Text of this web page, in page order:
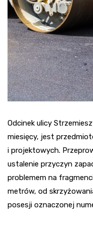
Odcinek ulicy
miesięcy, jest
i projektowych.
ustalenie przyczyn
problemem na
metrów, od
posesji oznaczonej